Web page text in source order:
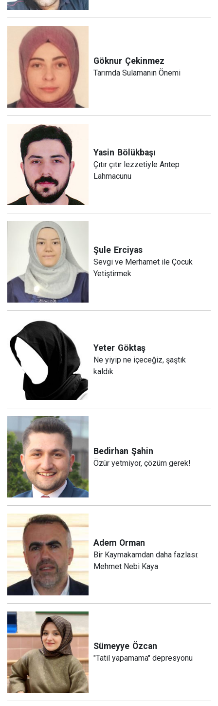
Göknur Çekinmez
Tarımda Sulamanın Önemi
Yasin Bölükbaşı
Çıtır çıtır lezzetiyle Antep
Lahmacunu
Şule Erciyas
Sevgi ve Merhamet ile Çocuk
Yetiştirmek
Yeter Göktaş
Ne yiyip ne içeceğiz, şaştık
kaldık
Bedirhan Şahin
Özür yetmiyor, çözüm gerek!
Adem Orman
Bir Kaymakamdan daha fazlası:
Mehmet Nebi Kaya
Sümeyye Özcan
"Tatil yapamama" depresyonu